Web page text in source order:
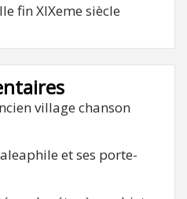
fin XIXeme siècle
village chanson
et ses porte-